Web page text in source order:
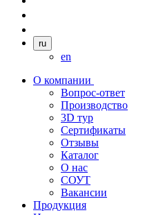
ru
en
О компании
Вопрос-ответ
Производство
3D тур
Сертификаты
Отзывы
Каталог
О нас
СОУТ
Вакансии
Продукция